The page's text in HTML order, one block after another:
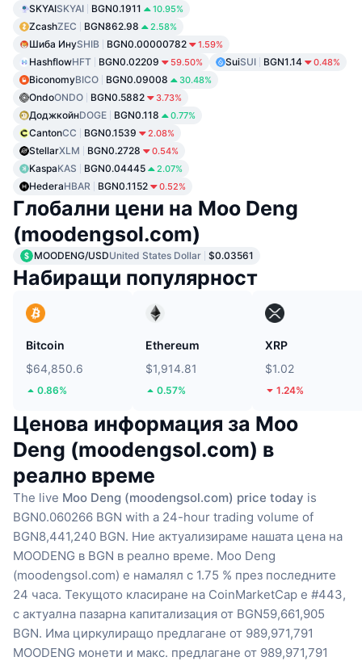
SKYAISKYAI BGN0.1911 10.95%
ZcashZEC BGN862.98 2.58%
Шиба ИнуSHIB BGN0.00000782 1.59%
HashflowHFT BGN0.02209 59.50% SuiSUI BGN1.14 0.48%
BiconomyBICO BGN0.09008 30.48%
OndoONDO BGN0.5882 3.73%
ДоджкойнDOGE BGN0.118 0.77%
CantonCC BGN0.1539 2.08%
StellarXLM BGN0.2728 0.54%
KaspaKAS BGN0.04445 2.07%
HederaHBAR BGN0.1152 0.52%
Глобални цени на Moo Deng
(moodengsol.com)
MOODENG/USDUnited States Dollar $0.03561
Набиращи популярност
Bitcoin
$64,850.6
0.86%
Ethereum
$1,914.81
0.57%
XRP
$1.02
1.24%
Ценова информация за Moo
Deng (moodengsol.com) в
реално време
The live Moo Deng (moodengsol.com) price today is
BGN0.060266 BGN with a 24-hour trading volume of
BGN8,441,240 BGN. Ние актуализираме нашата цена на
MOODENG в BGN в реално време. Moo Deng
(moodengsol.com) е намалял с 1.75 % през последните
24 часа. Текущото класиране на CoinMarketCap е #443,
с актуална пазарна капитализация от BGN59,661,905
BGN. Има циркулиращо предлагане от 989,971,791
MOODENG монети и макс. предлагане от 989,971,791